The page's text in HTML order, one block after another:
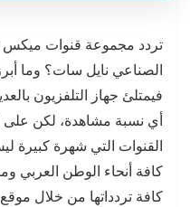
الصناعي نايل سات؟ وما
فيمتلئ جهاز التلفزيون
أي نسبة مشاهدة، لكن على
القنوات التي شهرة
كافة تردداتها من خلال